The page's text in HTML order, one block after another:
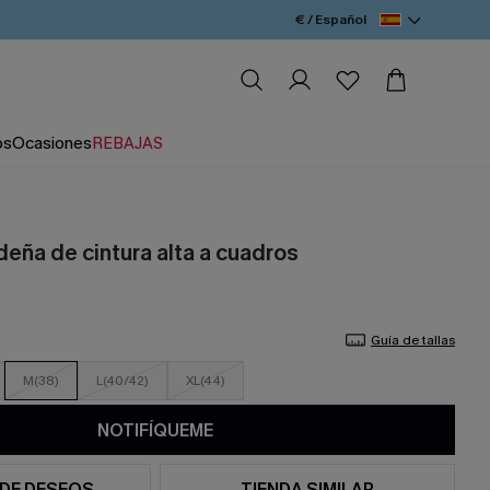
€ / Español
OcasionesREBAJAS
de cintura alta a cuadros
Guía de tallas
M(38) L(40/42) XL(44)
NOTIFÍQUEME